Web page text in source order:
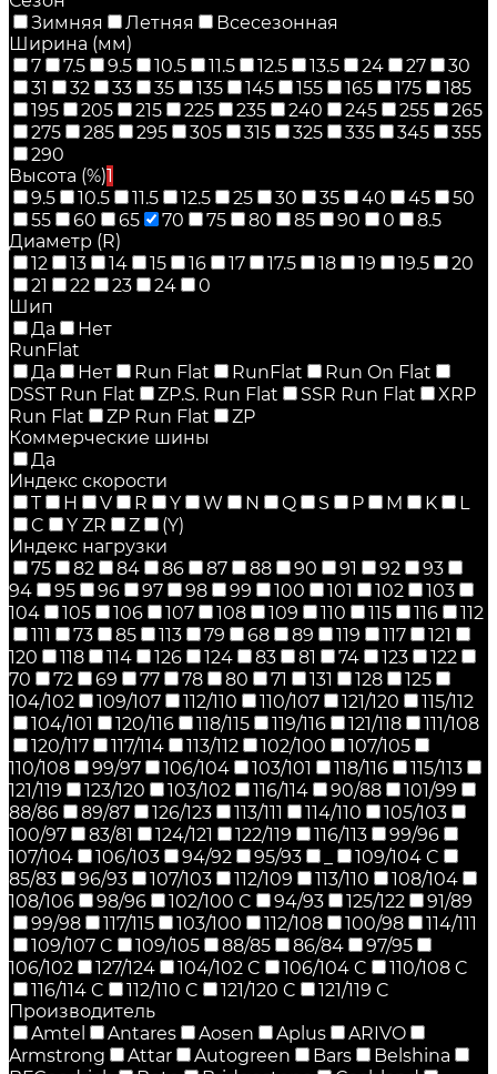
Зимняя
Летняя
Всесезонная
Ширина (мм)
7
7.5 9.5 10.5 11.5 12.5 13.5 24 27
30
31
32 33 35 135 145 155 165 175
185
195
205 215 225 235 240 245 255
265
275
285 295 305 315 325 335 345
355
290
Высота (%)1
9.5
10.5 11.5 12.5 25 30 35 40 45
50
55
60 65 70 75 80 85 90 0
8.5
Диаметр (R)
12
13 14 15 16 17 17.5 18 19 19.5
20
21
22 23 24
0
Шип
Да
Нет
RunFlat
Да
Нет Run Flat RunFlat
Run On Flat
DSST Run Flat
ZP.S. Run Flat SSR Run Flat
XRP
Run Flat
ZP Run Flat
ZP
Коммерческие шины
Да
Индекс скорости
T
H V R Y W N Q S P M K
L
C
Y ZR Z
(Y)
Индекс нагрузки
75
82 84 86 87 88 90 91 92
93
94
95 96 97 98 99 100 101 102
103
104
105 106 107 108 109 110 115 116
112
111
73 85 113 79 68 89 119 117
121
120
118 114 126 124 83 81 74 123
122
70
72 69 77 78 80 71 131 128
125
104/102
109/107 112/110 110/107 121/120
115/112
104/101
120/116 118/115 119/116 121/118
111/108
120/117
117/114 113/112 102/100
107/105
110/108
99/97 106/104 103/101 118/116
115/113
121/119
123/120 103/102 116/114 90/88
101/99
88/86
89/87 126/123 113/111 114/110
105/103
100/97
83/81 124/121 122/119 116/113
99/96
107/104
106/103 94/92 95/93
109/104 C
85/83
96/93 107/103 112/109 113/110
108/104
108/106
98/96 102/100 C 94/93 125/122
91/89
99/98
117/115 103/100 112/108 100/98
114/111
109/107 C
109/105 88/85 86/84
97/95
106/102
127/124 104/102 C 106/104 C
110/108 C
116/114 C
112/110 C 121/120 C
121/119 C
Производитель
Amtel
Antares Aosen Aplus
ARIVO
Armstrong
Attar Autogreen Bars
Belshina